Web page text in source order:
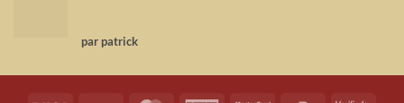
Note4
sur 5
par patrick